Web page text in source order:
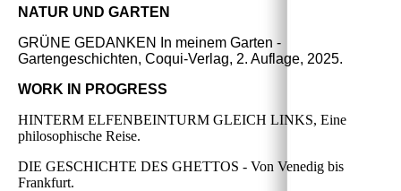
NATUR UND GARTEN
GRÜNE GEDANKEN In meinem Garten -
Gartengeschichten, Coqui-Verlag, 2. Auflage, 2025.
WORK IN PROGRESS
HINTERM ELFENBEINTURM GLEICH LINKS, Eine
philosophische Reise.
DIE GESCHICHTE DES GHETTOS - Von Venedig bis
Frankfurt.